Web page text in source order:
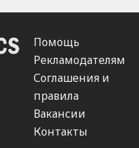
Помощь
Рекламодателям
Соглашения и
правила
Вакансии
Контакты